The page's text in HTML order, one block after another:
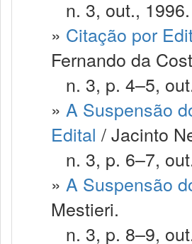
n. 3, out., 1996.
» Citação por
Fernando da
n. 3, p. 4–5,
» A Suspensão
Edital / Jacinto
n. 3, p. 6–7,
» A Suspensão
Mestieri.
n. 3, p. 8–9,